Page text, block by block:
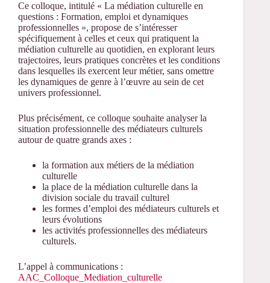
Ce colloque, intitulé « La médiation culturelle en
questions : Formation, emploi et dynamiques
professionnelles », propose de s’intéresser
spécifiquement à celles et ceux qui pratiquent la
médiation culturelle au quotidien, en explorant leurs
trajectoires, leurs pratiques concrètes et les conditions
dans lesquelles ils exercent leur métier, sans omettre
les dynamiques de genre à l’œuvre au sein de cet
univers professionnel.
Plus précisément, ce colloque souhaite analyser la
situation professionnelle des médiateurs culturels
autour de quatre grands axes :
la formation aux métiers de la médiation
culturelle
la place de la médiation culturelle dans la
division sociale du travail culturel
les formes d’emploi des médiateurs culturels et
leurs évolutions
les activités professionnelles des médiateurs
culturels.
L’appel à communications :
AAC_Colloque_Mediation_culturelle